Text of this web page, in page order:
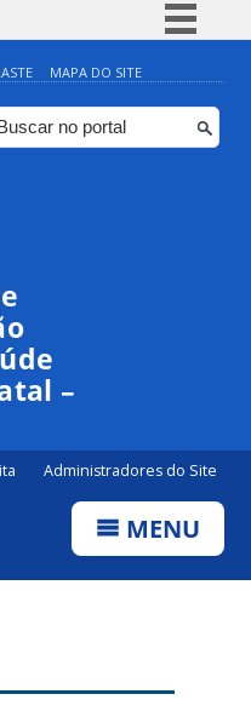
Simplifique!
Comunica BR
Participe
MAPA DO SITE
–
Administradores do Site
MENU